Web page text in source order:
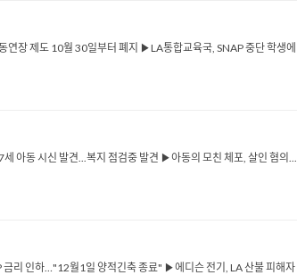
장 제도 10월 30일부터 폐지 ▶LA통합교육국, SNAP 중단 학생에
동 시신 발견...복지 점검중 발견 ▶아동의 모친 체포, 살인 혐의...
인하…"12월1일 양적긴축 종료" ▶에디슨 전기, LA 산불 피해자